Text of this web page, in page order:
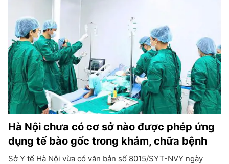
Hà Nội chưa có cơ sở nào được phép ứng
dụng tế bào gốc trong khám, chữa bệnh
Sở Y tế Hà Nội vừa có văn bản số 8015/SYT-NVY ngày